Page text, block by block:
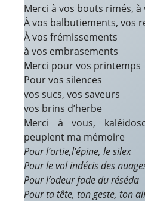
Merci à vos bouts rimés,
À vos balbutiements, vos
À vos frémissements
à vos embrasements
Merci pour vos printemps
Pour vos silences
vos sucs, vos saveurs
vos brins d’herbe
Merci à vous,
peuplent ma mémoire
Pour l’ortie,l’épine, le silex
Pour le vol indécis des
Pour l’odeur fade du réséda
Pour ta tête, ton geste, ton